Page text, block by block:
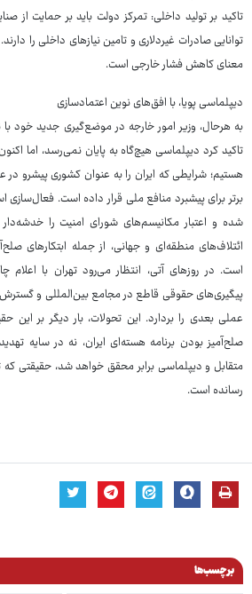
تاکید بر تولید داخلی: تمرکز دولت باید بر حمایت از
توانایی صادرات غیردلاری و تامین نیازهای داخلی را
معنای کاهش فشار خارجی است.
دیپلماسی پویا، با افق‌های نوین اعتمادسازی
به هرحال، وزیر امور خارجه در موضع‌گیری جدید خود با
تاکید کرد دیپلماسی هیچ‌گاه به پایان نمی‌رسد، اما
هستیم؛ شرایطی که ایران را به عنوان کشوری پیشرو
برتر برای پیشبرد منافع ملی قرار داده است.
شده و اعتبار مکانیسم‌های شورای امنیت را
ائتلاف‌های منطقه‌ای و جهانی، از جمله ابتکارهای
است. در روزهای آتی، انتظار می‌رود تهران با اعلام
پیگیری‌های حقوقی قاطع در مجامع بین‌المللی و
عملی بعدی را بردارد. این تحولات، بار دیگر بر این
صلح‌آمیز بودن برنامه هسته‌ای ایران، نه در سایه
متقابل و دیپلماسی برابر محقق خواهد شد، حقیقتی که
رسانده است.
برچسب‌ها